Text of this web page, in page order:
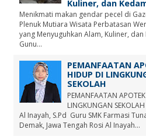
Kuliner, dan
Menikmati makan gendar pecel di
Plenuk Mutiara Wisata Perbatasan
yang Menyuguhkan Alam, Kuliner, dan
Gunu...
PEMANFAATAN
HIDUP DI
SEKOLAH
PEMANFAATAN
LINGKUNGAN
Al Inayah, S.Pd Guru SMK Farmasi
Demak, Jawa Tengah Rosi Al Inayah...